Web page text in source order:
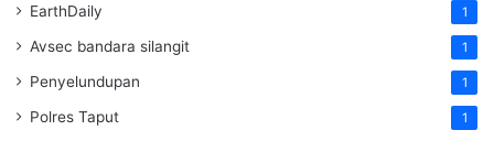
EarthDaily 1
Avsec bandara silangit 1
Penyelundupan 1
Polres Taput 1